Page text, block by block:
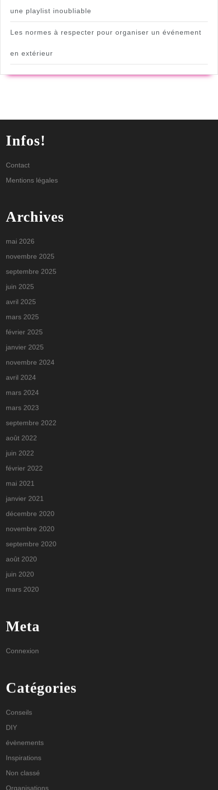
une playlist inoubliable
Les normes à respecter pour organiser un événement
en extérieur
Infos!
Contact
Mentions légales
Archives
mai 2026
novembre 2025
septembre 2025
juin 2025
avril 2025
mars 2025
février 2025
janvier 2025
novembre 2024
avril 2024
mars 2024
mars 2023
septembre 2022
août 2022
juin 2022
février 2022
mai 2021
janvier 2021
décembre 2020
novembre 2020
septembre 2020
août 2020
juin 2020
mars 2020
Meta
Connexion
Catégories
Conseils
DIY
évènements
Inspirations
Non classé
Organisations